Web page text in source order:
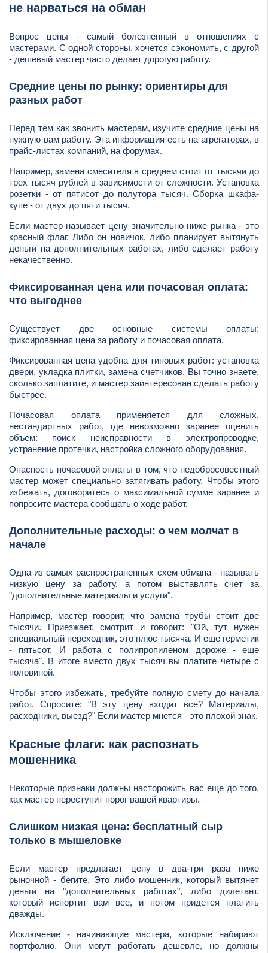
не нарваться на обман
Вопрос цены - самый болезненный в отношениях с
мастерами. С одной стороны, хочется сэкономить, с другой
- дешевый мастер часто делает дорогую работу.
Средние цены по рынку: ориентиры для
разных работ
Перед тем как звонить мастерам, изучите средние цены на
нужную вам работу. Эта информация есть на агрегаторах, в
прайс-листах компаний, на форумах.
Например, замена смесителя в среднем стоит от тысячи до
трех тысяч рублей в зависимости от сложности. Установка
розетки - от пятисот до полутора тысяч. Сборка шкафа-
купе - от двух до пяти тысяч.
Если мастер называет цену значительно ниже рынка - это
красный флаг. Либо он новичок, либо планирует вытянуть
деньги на дополнительных работах, либо сделает работу
некачественно.
Фиксированная цена или почасовая оплата:
что выгоднее
Существует две основные системы оплаты:
фиксированная цена за работу и почасовая оплата.
Фиксированная цена удобна для типовых работ: установка
двери, укладка плитки, замена счетчиков. Вы точно знаете,
сколько заплатите, и мастер заинтересован сделать работу
быстрее.
Почасовая оплата применяется для сложных,
нестандартных работ, где невозможно заранее оценить
объем: поиск неисправности в электропроводке,
устранение протечки, настройка сложного оборудования.
Опасность почасовой оплаты в том, что недобросовестный
мастер может специально затягивать работу. Чтобы этого
избежать, договоритесь о максимальной сумме заранее и
попросите мастера сообщать о ходе работ.
Дополнительные расходы: о чем молчат в
начале
Одна из самых распространенных схем обмана - называть
низкую цену за работу, а потом выставлять счет за
"дополнительные материалы и услуги".
Например, мастер говорит, что замена трубы стоит две
тысячи. Приезжает, смотрит и говорит: "Ой, тут нужен
специальный переходник, это плюс тысяча. И еще герметик
- пятьсот. И работа с полипропиленом дороже - еще
тысяча". В итоге вместо двух тысяч вы платите четыре с
половиной.
Чтобы этого избежать, требуйте полную смету до начала
работ. Спросите: "В эту цену входит все? Материалы,
расходники, выезд?" Если мастер мнется - это плохой знак.
Красные флаги: как распознать
мошенника
Некоторые признаки должны насторожить вас еще до того,
как мастер переступит порог вашей квартиры.
Слишком низкая цена: бесплатный сыр
только в мышеловке
Если мастер предлагает цену в два-три раза ниже
рыночной - бегите. Это либо мошенник, который вытянет
деньги на "дополнительных работах", либо дилетант,
который испортит вам все, и потом придется платить
дважды.
Исключение - начинающие мастера, которые набирают
портфолио. Они могут работать дешевле, но должны